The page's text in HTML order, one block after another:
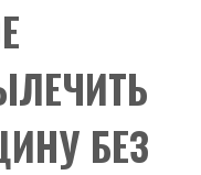
БЕЗ